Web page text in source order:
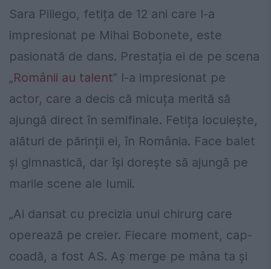
Sara Piliego, fetița de 12 ani care l-a
impresionat pe Mihai Bobonete, este
pasionată de dans. Prestația ei de pe scena
„Românii au talent” l-a impresionat pe
actor, care a decis că micuța merită să
ajungă direct în semifinale. Fetița locuiește,
alături de părinții ei, în România. Face balet
și gimnastică, dar își dorește să ajungă pe
marile scene ale lumii.
„Ai dansat cu precizia unui chirurg care
operează pe creier. Fiecare moment, cap-
coadă, a fost AS. Aș merge pe mâna ta și